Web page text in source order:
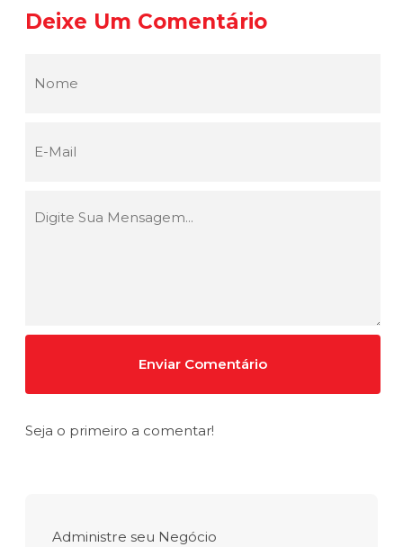
Deixe Um Comentário
Seja o primeiro a comentar!
Administre seu Negócio